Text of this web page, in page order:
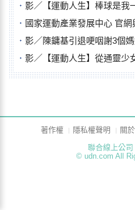
影／【運動人生】棒球是我一生志業
國家運動產業發展中心 官
影／陳鏞基引退哽咽謝3個
影／【運動人生】從通靈少女到無任所
著作權 隱私權聲明 關
聯合線上公
© udn.com All